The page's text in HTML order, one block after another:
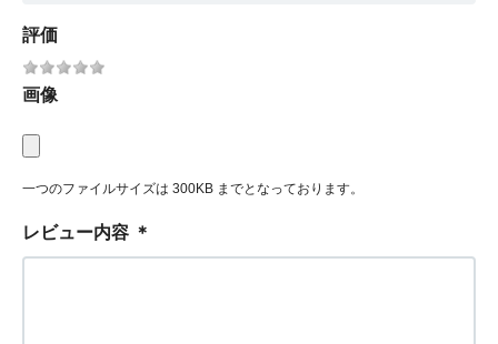
評価
画像
一つのファイルサイズは 300KB までとなっております。
レビュー内容 ＊